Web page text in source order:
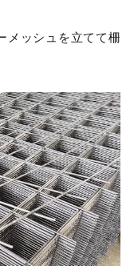
メッシュを立てて柵